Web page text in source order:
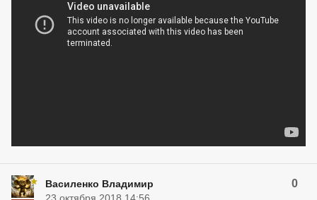
Василенко Владимир 0